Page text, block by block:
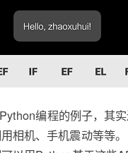
编程的例子，其
相机、手机震动等等